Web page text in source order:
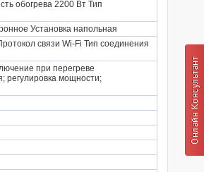
обогрева 2200 Вт Тип
Установка напольная
связи Wi-Fi Тип соединения
при перегреве
регулировка мощности;